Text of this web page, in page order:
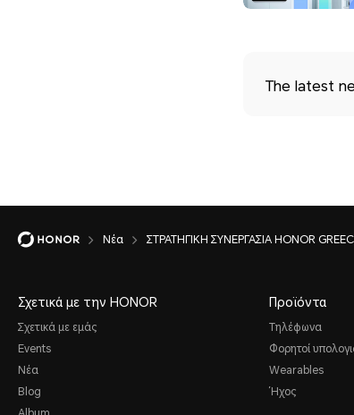
The latest
Νέα ΣΤΡΑΤΗΓΙΚΗ ΣΥΝΕΡΓΑΣΙΑ HONOR
Σχετικά με την HONOR
Σχετικά με εμάς
Events
Νέα
Blog
Προϊόντα
Τηλέφωνα
Φορητοί
Wearables
Ήχος